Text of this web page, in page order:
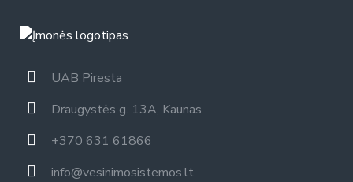
UAB Piresta
Draugystės g. 13A, Kaunas
+370 631 61866
info@vesinimosistemos.lt